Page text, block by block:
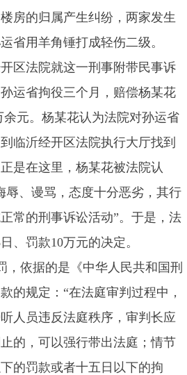
房的归属产生纠纷，两家发生
省用羊角锤打成轻伤二级。
区法院就这一刑事附带民事诉
运省拘役三个月，赔偿杨某花
元。杨某花认为法院对孙运省
临沂经开区法院执行大厅找到
是在这里，杨某花被法院认
辱、谩骂，态度十分恶劣，其行
常的刑事诉讼活动”。于是，法
、罚款10万元的决定。
，依据的是《中华人民共和国刑
的规定：“在法庭审判过程中，
人员违反法庭秩序，审判长应
的，可以强行带出法庭；情节
的罚款或者十五日以下的拘